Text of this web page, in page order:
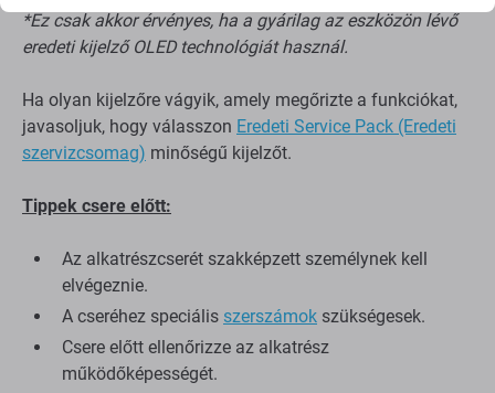
*Ez csak akkor érvényes, ha a gyárilag az eszközön lévő
eredeti kijelző OLED technológiát használ.
Ha olyan kijelzőre vágyik, amely megőrizte a funkciókat,
javasoljuk, hogy válasszon Eredeti Service Pack (Eredeti
szervizcsomag) minőségű kijelzőt.
Tippek csere előtt:
Az alkatrészcserét szakképzett személynek kell
elvégeznie.
A cseréhez speciális szerszámok szükségesek.
Csere előtt ellenőrizze az alkatrész
működőképességét.